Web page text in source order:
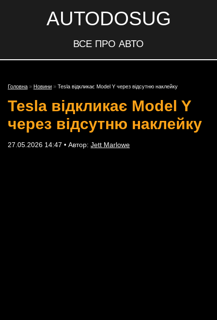
AUTODOSUG
ВСЕ ПРО АВТО
Головна » Новини » Tesla відкликає Model Y через відсутню наклейку
Tesla відкликає Model Y
через відсутню наклейку
27.05.2026 14:47 • Автор: Jett Marlowe